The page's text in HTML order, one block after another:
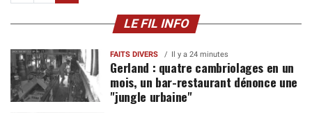
LE FIL INFO
FAITS DIVERS Il y a 24 minutes
Gerland : quatre cambriolages en un
mois, un bar-restaurant dénonce une
"jungle urbaine"